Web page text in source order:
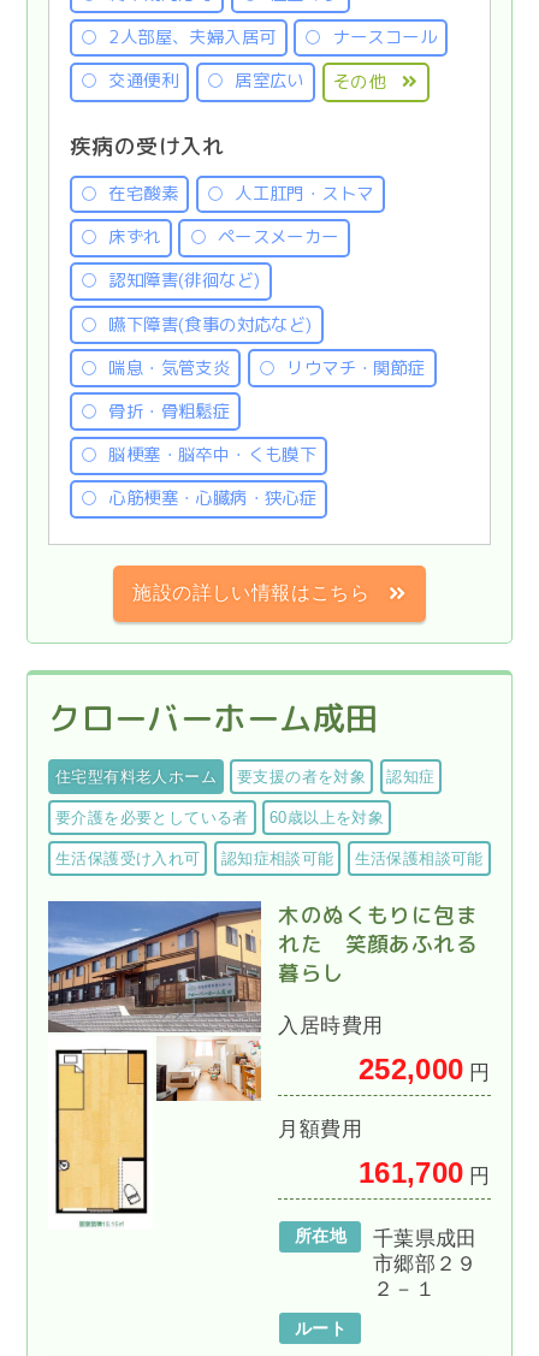
2人部屋、夫婦入居可
ナースコール
交通便利
居室広い その他
疾病の受け入れ
在宅酸素
人工肛門・ストマ
床ずれ
ペースメーカー
認知障害(徘徊など)
嚥下障害(食事の対応など)
喘息・気管支炎
リウマチ・関節症
骨折・骨粗鬆症
脳梗塞・脳卒中・くも膜下
心筋梗塞・心臓病・狭心症
施設の詳しい情報はこちら
クローバーホーム成田
住宅型有料老人ホーム 要支援の者を対象 認知症
要介護を必要としている者 60歳以上を対象
生活保護受け入れ可 認知症相談可能 生活保護相談可能
木のぬくもりに包ま
れた 笑顔あふれる
暮らし
入居時費用
252,000 円
月額費用
161,700 円
所在地
千葉県成田
市郷部２９
２－１
ルート